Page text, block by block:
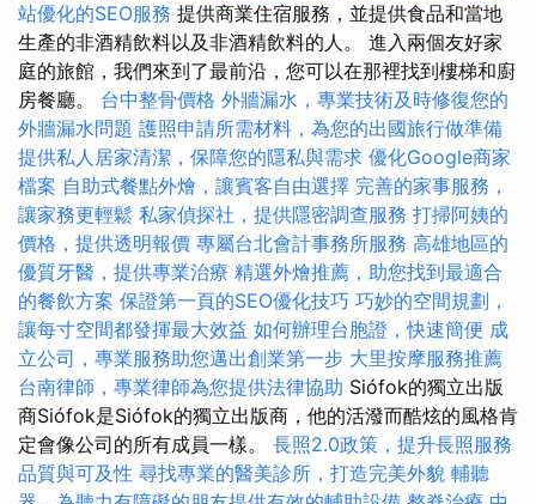
站優化的SEO服務 提供商業住宿服務，並提供食品和當地
生產的非酒精飲料以及非酒精飲料的人。 進入兩個友好家
庭的旅館，我們來到了最前沿，您可以在那裡找到樓梯和廚
房餐廳。 台中整骨價格 外牆漏水，專業技術及時修復您的
外牆漏水問題 護照申請所需材料，為您的出國旅行做準備
提供私人居家清潔，保障您的隱私與需求 優化Google商家
檔案 自助式餐點外燴，讓賓客自由選擇 完善的家事服務，
讓家務更輕鬆 私家偵探社，提供隱密調查服務 打掃阿姨的
價格，提供透明報價 專屬台北會計事務所服務 高雄地區的
優質牙醫，提供專業治療 精選外燴推薦，助您找到最適合
的餐飲方案 保證第一頁的SEO優化技巧 巧妙的空間規劃，
讓每寸空間都發揮最大效益 如何辦理台胞證，快速簡便 成
立公司，專業服務助您邁出創業第一步 大里按摩服務推薦
台南律師，專業律師為您提供法律協助 Siófok的獨立出版
商Siófok是Siófok的獨立出版商，他的活潑而酷炫的風格肯
定會像公司的所有成員一樣。 長照2.0政策，提升長照服務
品質與可及性 尋找專業的醫美診所，打造完美外貌 輔聽